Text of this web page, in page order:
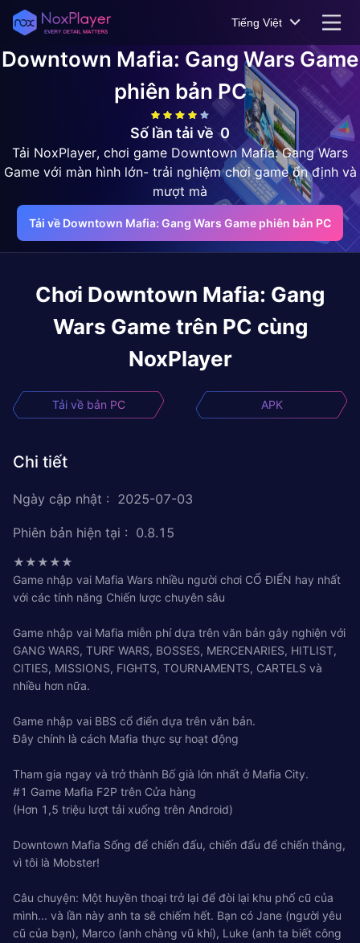
Tiếng Việt
Downtown Mafia: Gang Wars Game
phiên bản PC
Số lần tải về 0
Tải NoxPlayer, chơi game Downtown Mafia: Gang Wars
Game với màn hình lớn- trải nghiệm chơi game ổn định và
mượt mà
Tải về Downtown Mafia: Gang Wars Game phiên bản PC
Chơi Downtown Mafia: Gang
Wars Game trên PC cùng
NoxPlayer
Tải về bản PC APK
Chi tiết
Ngày cập nhật : 2025-07-03
Phiên bản hiện tại : 0.8.15
★★★★★
Game nhập vai Mafia Wars nhiều người chơi CỔ ĐIỂN hay nhất
với các tính năng Chiến lược chuyên sâu
Game nhập vai Mafia miễn phí dựa trên văn bản gây nghiện với
GANG WARS, TURF WARS, BOSSES, MERCENARIES, HITLIST,
CITIES, MISSIONS, FIGHTS, TOURNAMENTS, CARTELS và
nhiều hơn nữa.
Game nhập vai BBS cổ điển dựa trên văn bản.
Đây chính là cách Mafia thực sự hoạt động
Tham gia ngay và trở thành Bố già lớn nhất ở Mafia City.
#1 Game Mafia F2P trên Cửa hàng
(Hơn 1,5 triệu lượt tải xuống trên Android)
Downtown Mafia Sống để chiến đấu, chiến đấu để chiến thắng,
vì tôi là Mobster!
Câu chuyện: Một huyền thoại trở lại để đòi lại khu phố cũ của
mình... và lần này anh ta sẽ chiếm hết. Bạn có Jane (người yêu
cũ của bạn), Marco (anh chàng vũ khí), Luke (anh ta biết công